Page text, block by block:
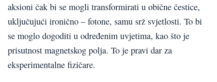
aksioni čak bi se mogli transformirati u obične čestice,
uključujući ironično – fotone, samu srž svjetlosti. To bi
se moglo dogoditi u određenim uvjetima, kao što je
prisutnost magnetskog polja. To je pravi dar za
eksperimentalne fizičare.